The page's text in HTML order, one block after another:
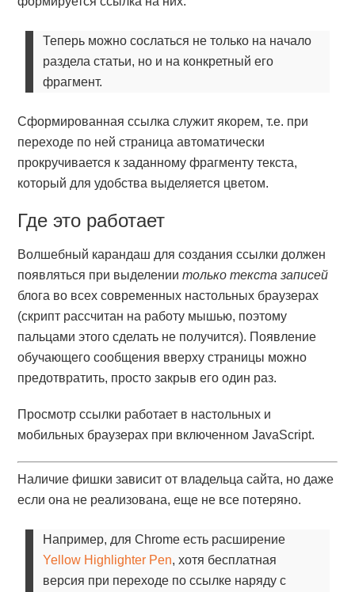
Теперь можно сослаться не только на начало
раздела статьи, но и на конкретный его
фрагмент.
Сформированная ссылка служит якорем, т.е. при
переходе по ней страница автоматически
прокручивается к заданному фрагменту текста,
который для удобства выделяется цветом.
Где это работает
Волшебный карандаш для создания ссылки должен
появляться при выделениитолько текста записей
блога во всех современных настольных браузерах
(скрипт рассчитан на работу мышью, поэтому
пальцами этого сделать не получится). Появление
обучающего сообщения вверху страницы можно
предотвратить, просто закрыв его один раз.
Просмотр ссылки работает в настольных и
мобильных браузерах при включенном JavaScript.
Наличие фишки зависит от владельца сайта, но даже
если она не реализована, еще не все потеряно.
Например, для Chrome есть расширение
Yellow Highlighter Pen, хотя бесплатная
версия при переходе по ссылке наряду с